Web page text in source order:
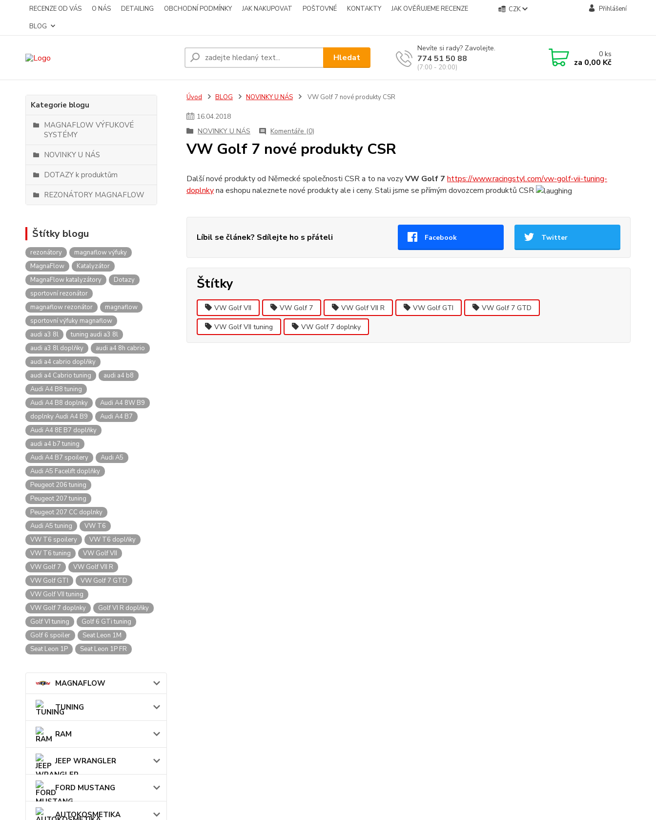
RECENZE OD VÁS O NÁS DETAILING OBCHODNÍ PODMÍNKY JAK NAKUPOVAT POŠTOVNÉ KONTAKTY
JAK OVĚŘUJEME RECENZE
BLOG
CZK Přihlášení
Hledat
Nevíte si rady? Zavolejte.
774 51 50 88
(7:00 - 20:00)
0ks
za 0,00 Kč
Kategorie blogu
MAGNAFLOW VÝFUKOVÉ
SYSTÉMY
NOVINKY U NÁS
DOTAZY k produktům
REZONÁTORY MAGNAFLOW
Štítky blogu
rezonátory
magnaflow výfuky
MagnaFlow
Katalyzátor
MagnaFlow katalyzátory
Dotazy
sportovní rezonátor
magnaflow rezonátor
magnaflow
sportovní výfuky magnaflow
audi a3 8l
tuning audi a3 8l
audi a3 8l doplňky
audi a4 8h cabrio
audi a4 cabrio doplňky
audi a4 Cabrio tuning
audi a4 b8
Audi A4 B8 tuning
Audi A4 B8 doplnky
Audi A4 8W B9
doplnky Audi A4 B9
Audi A4 B7
Audi A4 8E B7 doplňky
audi a4 b7 tuning
Audi A4 B7 spoilery
Audi A5
Audi A5 Facelift doplňky
Peugeot 206 tuning
Peugeot 207 tuning
Peugeot 207 CC doplnky
Audi A5 tuning
VW T6
VW T6 spoilery
VW T6 doplňky
VW T6 tuning
VW Golf VII
VW Golf 7
VW Golf VII R
VW Golf GTI
VW Golf 7 GTD
VW Golf VII tuning
VW Golf 7 doplnky
Golf VI R doplňky
Golf VI tuning
Golf 6 GTi tuning
Golf 6 spoiler
Seat Leon 1M
Seat Leon 1P
Seat Leon 1P FR
MAGNAFLOW
TUNING
RAM
JEEP WRANGLER
FORD MUSTANG
AUTOKOSMETIKA
Úvod BLOG NOVINKY U NÁS VW Golf 7 nové produkty CSR
16.04.2018
NOVINKY U NÁS
Komentáře (0)
VW Golf 7 nové produkty CSR
Další nové produkty od Německé společnosti CSR a to na vozyVW Golf 7 https://www.racingstyl.com/vw-golf-vii-tuning-
doplnkyna eshopu naleznete nové produkty ale i ceny. Stali jsme se přímým dovozcem produktů CSR
Líbil se článek? Sdílejte ho s přáteli Facebook Twitter
Štítky
VW Golf VII VW Golf 7 VW Golf VII R VW Golf GTI VW Golf 7 GTD
VW Golf VII tuning VW Golf 7 doplnky